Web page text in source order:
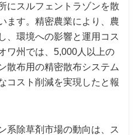
にスルフェントラゾンを散
ます。精密農業により、農
、環境への影響と運用コス
ワ州では、5,000人以上の
散布用の精密散布システム
コスト削減を実現したと報
系除草剤市場の動向は、ス